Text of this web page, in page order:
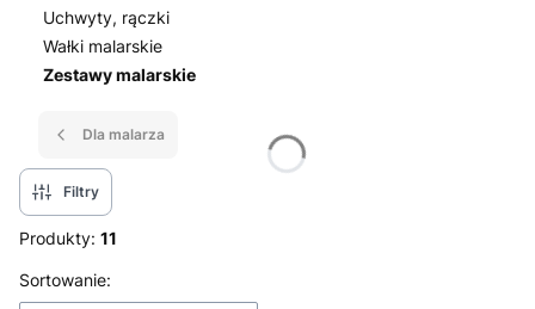
Uchwyty, rączki
Wałki malarskie
Zestawy malarskie
Dla malarza
Filtry
Produkty: 11
Lista produktów
Sortowanie: